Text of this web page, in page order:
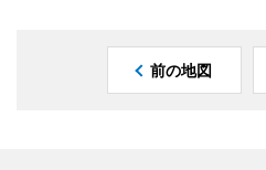
前の地図